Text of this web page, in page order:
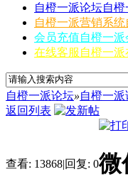
自橙一派论坛自
自橙一派营销系统
会员充值自橙一
在线客服 自橙一派
自橙一派论坛»自橙一派
返回列表
查看: 13868|回复: 0微